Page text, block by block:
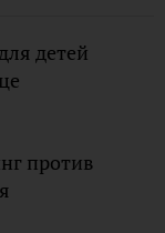
детей
против